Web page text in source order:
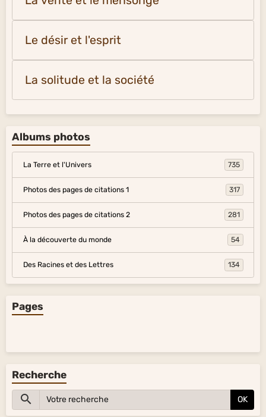
Le désir et l'esprit
La solitude et la société
Albums photos
La Terre et l'Univers 735
Photos des pages de citations 1 317
Photos des pages de citations 2 281
À la découverte du monde 54
Des Racines et des Lettres 134
Pages
Recherche
OK